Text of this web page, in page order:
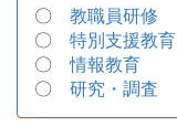
〇 教職員研修
〇 特別支援教育
〇情報教育
〇 研究・調査